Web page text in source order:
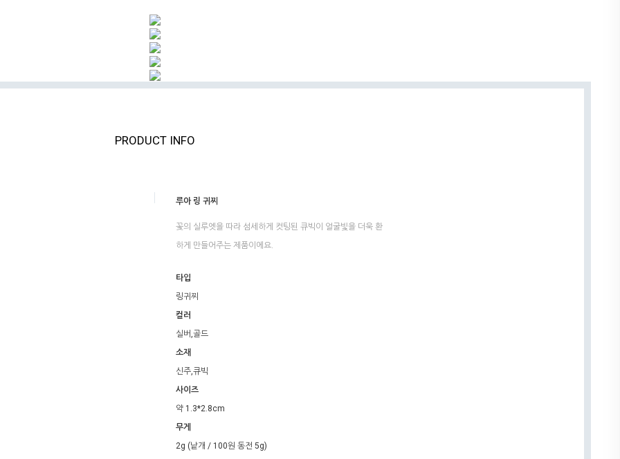
PRODUCT INFO
루아 링 귀찌
꽃의 실루엣을 따라 섬세하게 컷팅된 큐빅이 얼굴빛을 더욱 환
하게 만들어주는 제품이에요.
타입
링귀찌
컬러
실버,골드
소재
신주,큐빅
사이즈
약 1.3*2.8cm
무게
2g (낱개 / 100원 동전 5g)